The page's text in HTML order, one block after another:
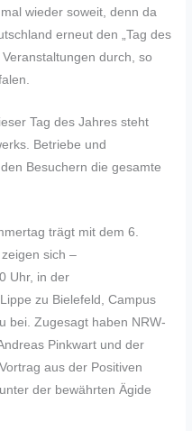
wieder soweit, denn da
erneut den „Tag des
durch, so
Tag des Jahres steht
Betriebe und
Besuchern die gesamte
trägt mit dem 6.
sich –
Uhr, in der
zu Bielefeld, Campus
bei. Zugesagt haben NRW-
Pinkwart und der
aus der Positiven
der bewährten Ägide